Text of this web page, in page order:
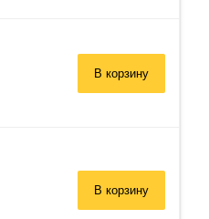
В корзину
В корзину